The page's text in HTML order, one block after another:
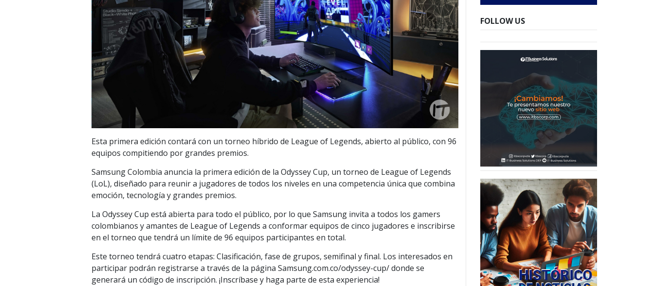
Esta primera edición contará con un torneo híbrido de League of Legends, abierto al público, con 96
equipos compitiendo por grandes premios.
Samsung Colombia anuncia la primera edición de la Odyssey Cup, un torneo de League of Legends
(LoL), diseñado para reunir a jugadores de todos los niveles en una competencia única que combina
emoción, tecnología y grandes premios.
La Odyssey Cup está abierta para todo el público, por lo que Samsung invita a todos los gamers
colombianos y amantes de League of Legends a conformar equipos de cinco jugadores e inscribirse
en el torneo que tendrá un límite de 96 equipos participantes en total.
Este torneo tendrá cuatro etapas: Clasificación, fase de grupos, semifinal y final. Los interesados en
participar podrán registrarse a través de la página Samsung.com.co/odyssey-cup/ donde se
generará un código de inscripción. ¡Inscríbase y haga parte de esta experiencia!
FOLLOW US